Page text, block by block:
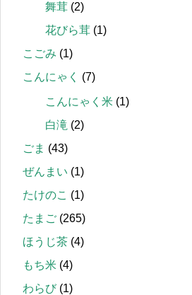
舞茸 (2)
花びら茸 (1)
こごみ (1)
こんにゃく
(7)
こんにゃく米 (1)
白滝 (2)
ごま (43)
ぜんまい (1)
たけのこ (1)
たまご (265)
ほうじ茶 (4)
もち米 (4)
わらび(1)